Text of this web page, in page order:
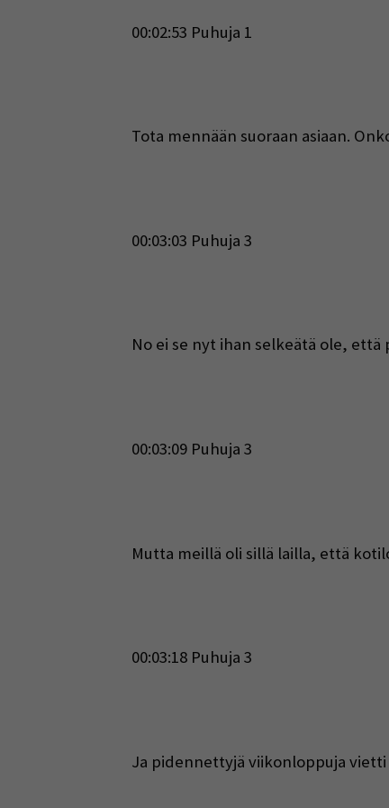
00:02:53 Puhuja 1
Tota mennään suoraan asiaan.
00:03:03 Puhuja 3
No ei se nyt ihan selkeätä ole,
00:03:09 Puhuja 3
Mutta meillä oli sillä lailla, että
00:03:18 Puhuja 3
Ja pidennettyjä viikonloppuja